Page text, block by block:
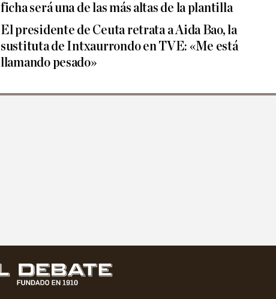
ficha será una de las más altas de la plantilla
El presidente de Ceuta retrata a Aida Bao, la
sustituta de Intxaurrondo en TVE: «Me está
llamando pesado»